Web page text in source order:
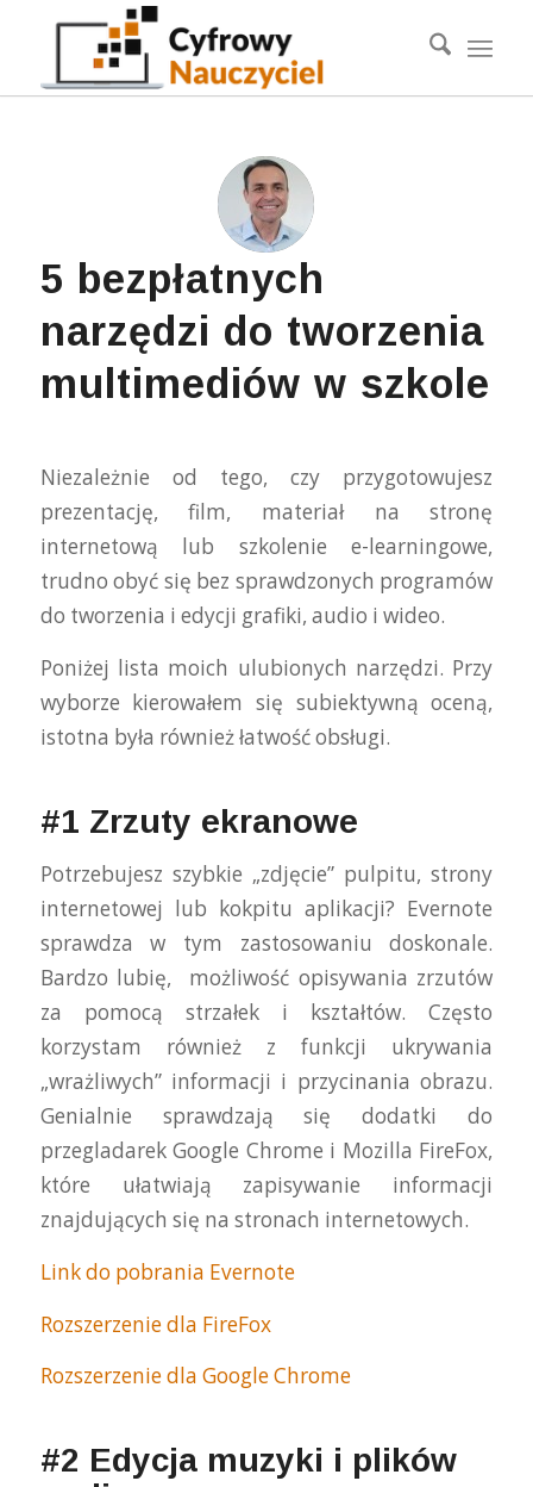
5 bezpłatnych
narzędzi do tworzenia
multimediów w szkole
Niezależnie od tego, czy przygotowujesz
prezentację, film, materiał na stronę
internetową lub szkolenie e-learningowe,
trudno obyć się bez sprawdzonych programów
do tworzenia i edycji grafiki, audio i wideo.
Poniżej lista moich ulubionych narzędzi. Przy
wyborze kierowałem się subiektywną oceną,
istotna była również łatwość obsługi.
#1 Zrzuty ekranowe
Potrzebujesz szybkie „zdjęcie” pulpitu, strony
internetowej lub kokpitu aplikacji? Evernote
sprawdza w tym zastosowaniu doskonale.
Bardzo lubię, możliwość opisywania zrzutów
za pomocą strzałek i kształtów. Często
korzystam również z funkcji ukrywania
„wrażliwych” informacji i przycinania obrazu.
Genialnie sprawdzają się dodatki do
przegladarek Google Chrome i Mozilla FireFox,
które ułatwiają zapisywanie informacji
znajdujących się na stronach internetowych.
Link do pobrania Evernote
Rozszerzenie dla FireFox
Rozszerzenie dla Google Chrome
#2 Edycja muzyki i plików